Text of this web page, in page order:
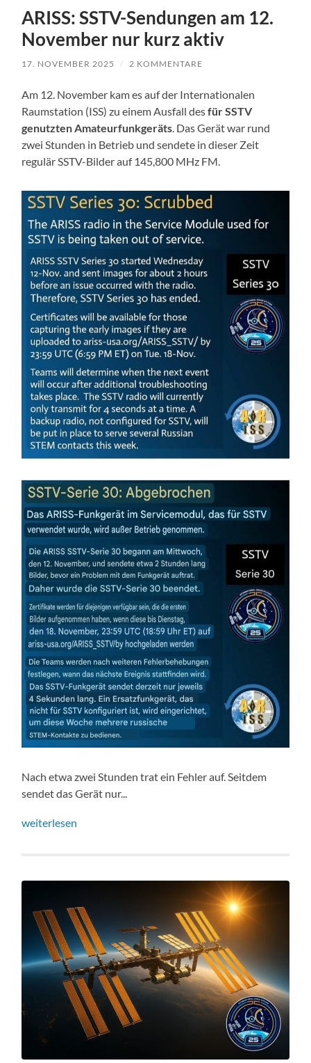
ARISS: SSTV-Sendungen am 12.
November nur kurz aktiv
17. NOVEMBER 2025 / 2 KOMMENTARE
Am 12. November kam es auf der Internationalen
Raumstation (ISS) zu einem Ausfall desfür SSTV
genutzten Amateurfunkgeräts . Das Gerät war rund
zwei Stunden in Betrieb und sendete in dieser Zeit
regulär SSTV-Bilder auf 145,800 MHz FM.
Nach etwa zwei Stunden trat ein Fehler auf. Seitdem
sendet das Gerät nur...
weiterlesen